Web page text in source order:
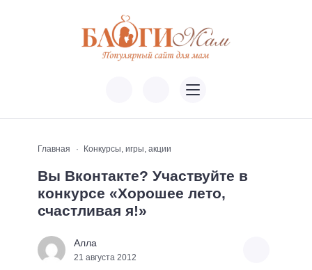
Главная Конкурсы, игры, акции
Вы Вконтакте? Участвуйте в
конкурсе «Хорошее лето,
счастливая я!»
Алла
21 августа 2012